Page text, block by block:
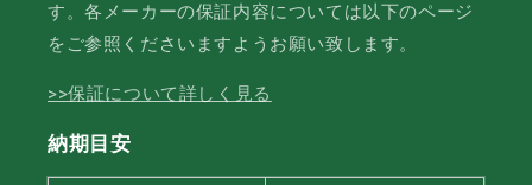
す。各メーカーの保証内容については以下のページ
をご参照くださいますようお願い致します。
>>保証について詳しく見る
納期目安